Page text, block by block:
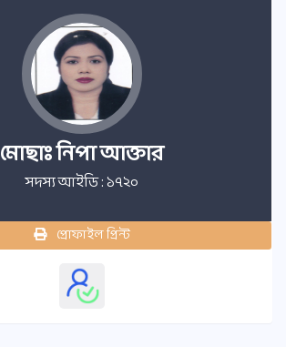
মোছাঃ নিপা আক্তার
সদস্য আইডি : ১৭২০
প্রোফাইল প্রিন্ট